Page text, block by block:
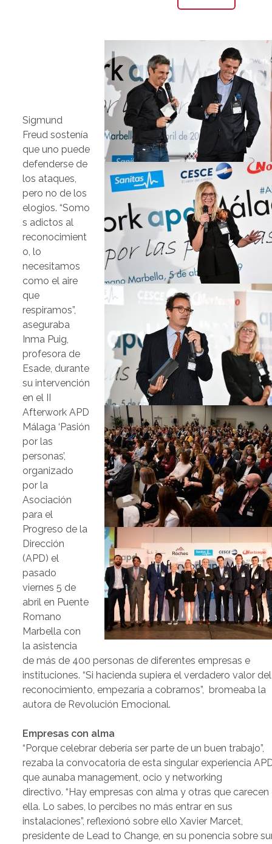
Sigmund
Freud sostenía
que uno puede
defenderse de
los ataques,
pero no de los
elogios. “Somo
s adictos al
reconocimient
o, lo
necesitamos
como el aire
que
respiramos”,
aseguraba
Inma Puig,
profesora de
Esade, durante
su intervención
en el II
Afterwork APD
Málaga ‘Pasión
por las
personas’,
organizado
por la
Asociación
para el
Progreso de la
Dirección
(APD) el
pasado
viernes 5 de
abril en Puente
Romano
Marbella con
la asistencia
de más de 400 personas de diferentes empresas e
instituciones. “Si hacienda supiera el verdadero valor del
reconocimiento, empezaría a cobrarnos”, bromeaba la
autora de Revolución Emocional.
Empresas con alma
“Porque celebrar debería ser parte de un buen trabajo”,
rezaba la convocatoria de esta singular experiencia
que aunaba management, ocio y networking
directivo. “Hay empresas con alma y otras que carecen
ella. Lo sabes, lo percibes no más entrar en sus
instalaciones”, reflexionó sobre ello Xavier Marcet,
presidente de Lead to Change, en su ponencia sobre